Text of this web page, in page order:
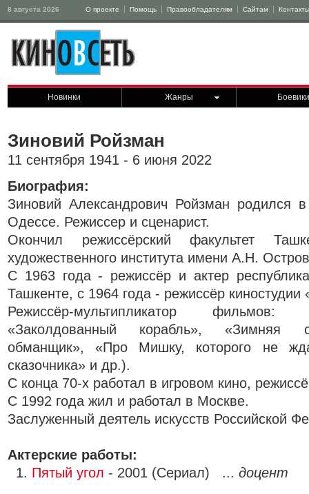
8 августа 2026 О проекте Помощь Правообладателям Сайтам Контакты
Новинки Жанры Боевики
Зиновий Ройзман
11 сентября 1941 - 6 июня 2022
Биография:
Зиновий Александрович Ройзман родился в
Одессе. Режиссер и сценарист.
Окончил режиссёрский факультет
художественного института имени А.Н.
С 1963 года - режиссёр и актер
Ташкенте, с 1964 года - режиссёр
Режиссёр-мультипликатор
«Заколдованный корабль», «Зимняя
обманщик», «Про Мишку, которого не
сказочника» и др.).
С конца 70-х работал в игровом кино,
С 1992 года жил и работал в Москве.
Заслуженный деятель искусств Российской
Актерские работы:
1. Пятый угол - 2001 (Сериал) ... доцент